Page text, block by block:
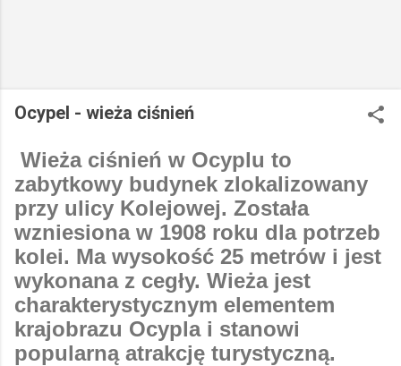
Ocypel - wieża ciśnień
Wieża ciśnień w Ocyplu to
zabytkowy budynek zlokalizowany
przy ulicy Kolejowej. Została
wzniesiona w 1908 roku dla potrzeb
kolei. Ma wysokość 25 metrów i jest
wykonana z cegły. Wieża jest
charakterystycznym elementem
krajobrazu Ocypla i stanowi
popularną atrakcję turystyczną.